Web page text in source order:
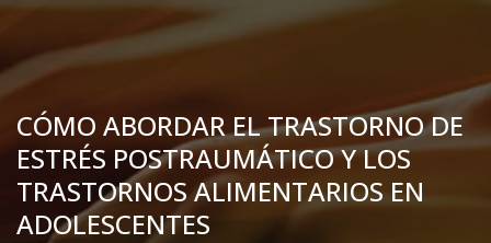
CÓMO ABORDAR EL TRASTORNO DE
ESTRÉS POSTRAUMÁTICO Y LOS
TRASTORNOS ALIMENTARIOS EN
ADOLESCENTES